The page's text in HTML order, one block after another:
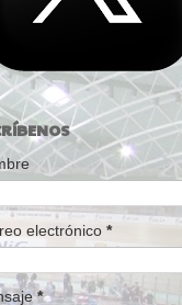
electrónico *
*